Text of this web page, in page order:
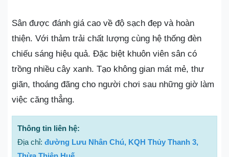
Sân được đánh giá cao về độ sạch đẹp và hoàn
thiện. Với thảm trải chất lượng cùng hệ thống đèn
chiếu sáng hiệu quả. Đặc biệt khuôn viên sân có
trồng nhiều cây xanh. Tạo không gian mát mẻ, thư
giãn, thoáng đãng cho người chơi sau những giờ làm
việc căng thẳng.
Thông tin liên hệ:
Địa chỉ: đường Lưu Nhân Chú, KQH Thủy Thanh 3,